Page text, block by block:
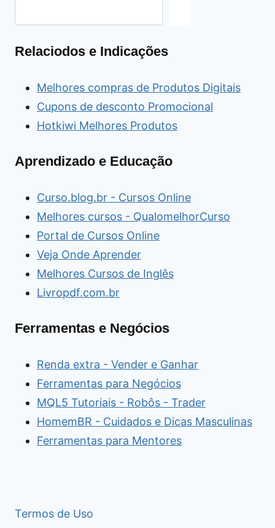
Relaciodos e Indicações
Melhores compras de Produtos Digitais
Cupons de desconto Promocional
Hotkiwi Melhores Produtos
Aprendizado e Educação
Curso.blog.br - Cursos Online
Melhores cursos - QualomelhorCurso
Portal de Cursos Online
Veja Onde Aprender
Melhores Cursos de Inglês
Livropdf.com.br
Ferramentas e Negócios
Renda extra - Vender e Ganhar
Ferramentas para Negócios
MQL5 Tutoriais - Robôs - Trader
HomemBR - Cuidados e Dicas Masculinas
Ferramentas para Mentores
Termos de Uso